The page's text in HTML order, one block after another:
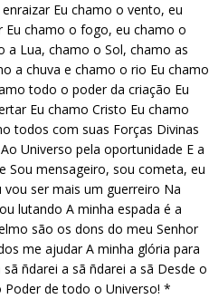
Eu chamo o vento, eu
chamo o fogo, eu chamo o
Lua, chamo o Sol, chamo as
a chuva e chamo o rio Eu chamo
todo o poder da criação Eu
Eu chamo Cristo Eu chamo
todos com suas Forças Divinas
Universo pela oportunidade E a
Sou mensageiro, sou cometa, eu
ser mais um guerreiro Na
lutando A minha espada é a
são os dons do meu Senhor
me ajudar A minha glória para
ñdarei a sã ñdarei a sã Desde o
de todo o Universo! *